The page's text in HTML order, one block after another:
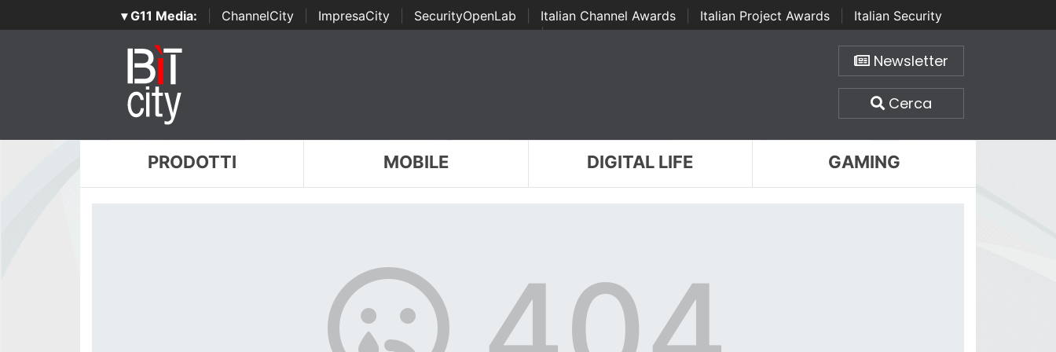
▾ G11 Media: ChannelCity ImpresaCity SecurityOpenLab Italian Channel Awards Italian Project Awards
Italian Security
Awards | ...
Newsletter
Cerca
PRODOTTI MOBILE DIGITAL LIFE GAMING